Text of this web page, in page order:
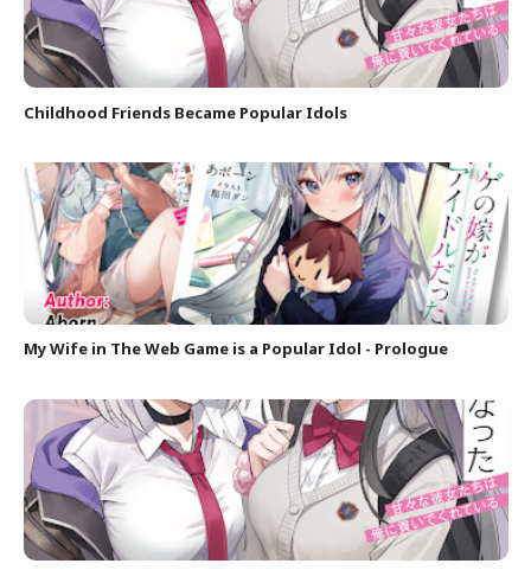
Childhood Friends Became Popular Idols
My Wife in The Web Game is a Popular Idol - Prologue